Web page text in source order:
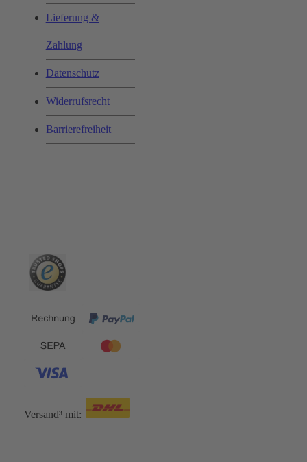
Lieferung &
Zahlung
Datenschutz
Widerrufsrecht
Barrierefreiheit
Versand³ mit: